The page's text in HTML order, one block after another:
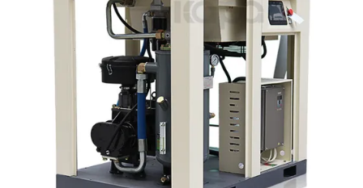
PRIVACY
POLICY